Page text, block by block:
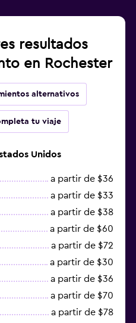
resultados
en Rochester
alternativos
tu viaje
Unidos
a partir de $36
a partir de $33
a partir de $38
a partir de $60
a partir de $72
a partir de $30
a partir de $36
a partir de $70
a partir de $78